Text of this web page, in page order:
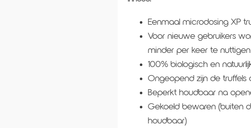
Eenmaal microdosing XP
Voor nieuwe gebruikers
minder per keer te nuttigen
100% biologisch en
Ongeopend zijn de truffels
Beperkt houdbaar na
Gekoeld bewaren (buiten
houdbaar)